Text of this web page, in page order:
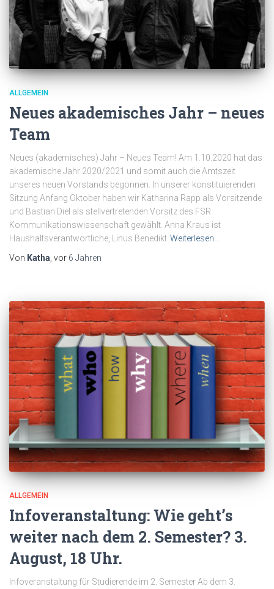
ALLGEMEIN
Neues akademisches Jahr – neues
Team
Neues (akademisches) Jahr – Neues Team! Am 1.10.2020 hat das
akademische Jahr 2020/2021 und somit auch die Amtszeit
unseres neuen Vorstands begonnen. In unserer konstituierenden
Sitzung Anfang Oktober haben wir Katharina Rapp als Vorsitzende
und Bastian Diel als stellvertretenden Vorsitz des FSR
Kommunikationswissenschaft gewählt. Anna Kraus ist
Haushaltsverantwortliche, Linus Benedikt Weiterlesen…
Von Katha, vor 6 Jahren
ALLGEMEIN
Infoveranstaltung: Wie geht’s
weiter nach dem 2. Semester? 3.
August, 18 Uhr.
Infoveranstaltung für Studierende im 2. Semester Ab dem 3.